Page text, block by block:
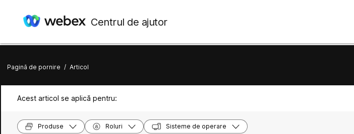
Centrul de ajutor
Pagină de pornire / Articol
Acest articol se aplică pentru:
Produse Roluri Sisteme de operare